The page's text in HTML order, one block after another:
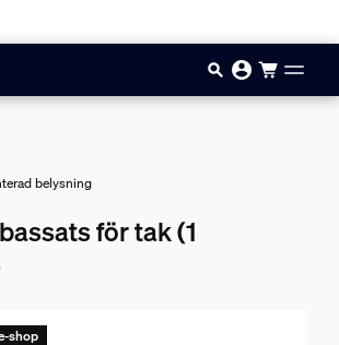
belysning
för tak (1
shop